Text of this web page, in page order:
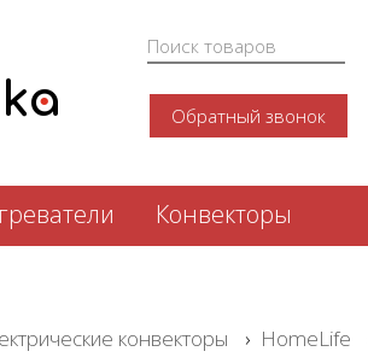
. Обратный звонок
Конвекторы
конвекторы › HomeLife